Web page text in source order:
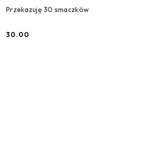
Przekazuję 30 smaczków
Cena:
30.00